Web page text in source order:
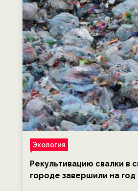
Экология
Рекультивацию свалки в
городе завершили на